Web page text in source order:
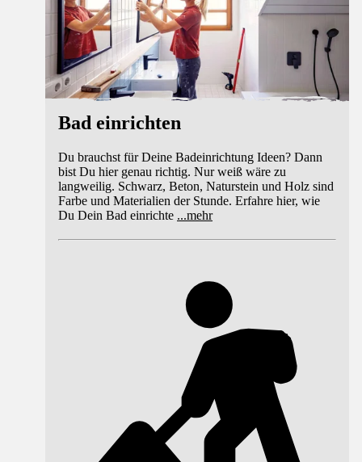
Bad einrichten
Du brauchst für Deine Badeinrichtung Ideen? Dann
bist Du hier genau richtig. Nur weiß wäre zu
langweilig. Schwarz, Beton, Naturstein und Holz sind
Farbe und Materialien der Stunde. Erfahre hier, wie
Du Dein Bad einrichte ...mehr